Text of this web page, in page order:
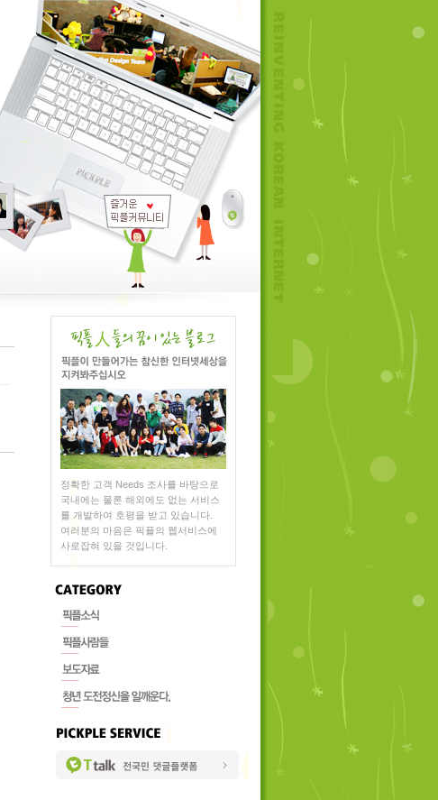
정확한 고객 Needs 조사를 바탕으로
국내에는 물론 해외에도 없는 서비스
를 개발하여 호평을 받고 있습니다.
여러분의 마음은 픽플의 웹서비스에
사로잡혀 있을 것입니다.